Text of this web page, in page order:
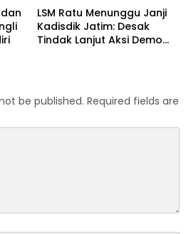
dan Doxing
dan
LSM Ratu Menunggu Janji
Kadisdik Jatim: Desak
Tindak Lanjut Aksi Demo
be published. Required fields are